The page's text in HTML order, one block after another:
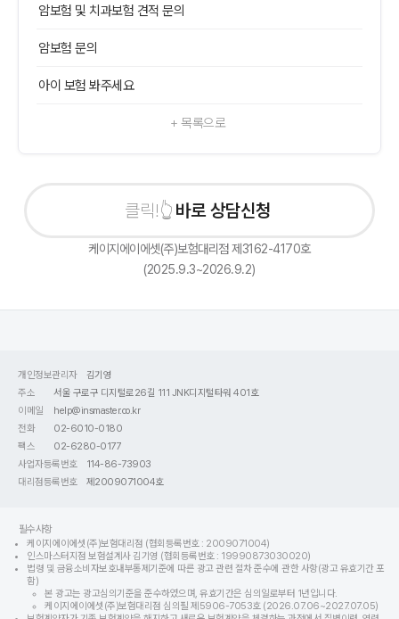
암보험 및 치과보험 견적 문의
암보험 문의
아이 보험 봐주세요
+ 목록으로
바로 상담신청하기
케이지에이에셋(주)보험대리점 제3162-4170호
(2025.9.3~2026.9.2)
개인정보관리자
김기영
주소
서울 구로구 디지털로26길 111 JNK디지털타워 401호
이메일
help@insmaster.co.kr
전화
02-6010-0180
팩스
02-6280-0177
사업자등록번호
114-86-73903
대리점등록번호
제2009071004호
필수사항
케이지에이에셋(주)보험대리점 (협회등록번호 : 2009071004)
인스마스터지점 보험설계사 김기영 (협회등록번호 : 19990873030020)
법령 및 금융소비자보호내부통제기준에 따른 광고 관련 절차 준수에 관한 사항(광고 유효기간 포
함)
본 광고는 광고심의기준을 준수하였으며, 유효기간은 심의일로부터 1년입니다.
케이지에이에셋(주)보험대리점 심의필 제5906-7053호 (2026.07.06~2027.07.05)